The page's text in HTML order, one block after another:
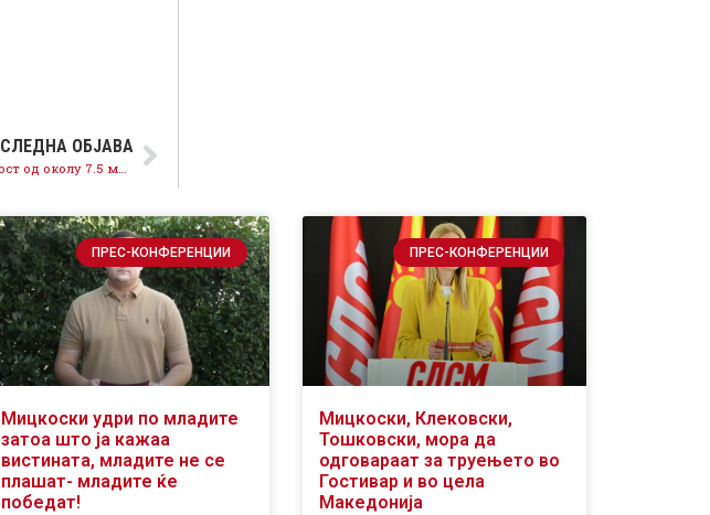
СЛЕДНА ОБЈАВА
ПРЕС-КОНФЕРЕНЦИИ
Мицкоски удри по младите
затоа што ја кажаа
вистината, младите не се
плашат- младите ќе
победат!
ПРЕС-КОНФЕРЕНЦИИ
Мицкоски, Клековски,
Тошковски, мора да
одговараат за труењето во
Гостивар и во цела
Македонија